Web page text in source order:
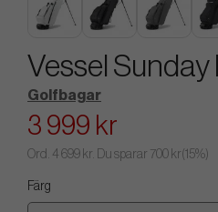
Vessel Sunday
Golfbagar
3 999 kr
Ord. 4 699 kr. Du sparar 700 kr(15%)
Färg